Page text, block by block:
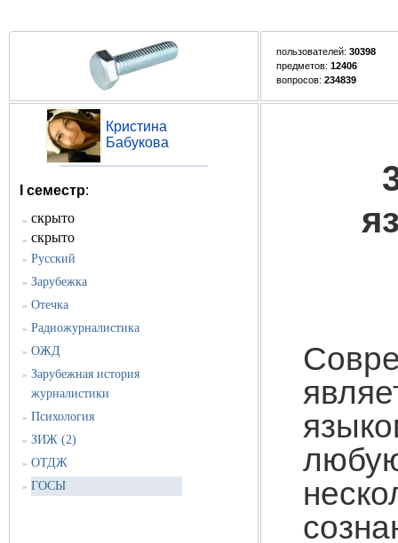
пользователей: 30398
предметов: 12406
вопросов: 234839
Кристина
Бабукова
I семестр:
» скрыто
» скрыто
» Русский
» Зарубежка
» Отечка
» Радиожурналистика
» ОЖД
» Зарубежная история
журналистики
» Психология
» ЗИЖ (2)
» ОТДЖ
» ГОСЫ